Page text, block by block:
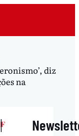
diz
na
|